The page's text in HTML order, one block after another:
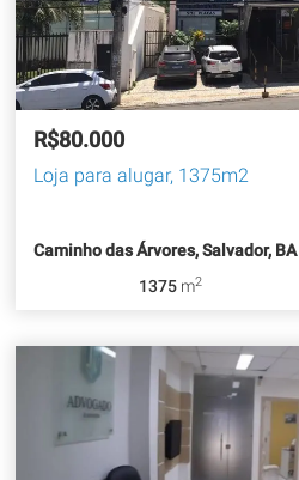
R$80.000
Loja para alugar, 1375m2
Caminho das Árvores, Salvador, BA
1375 m2